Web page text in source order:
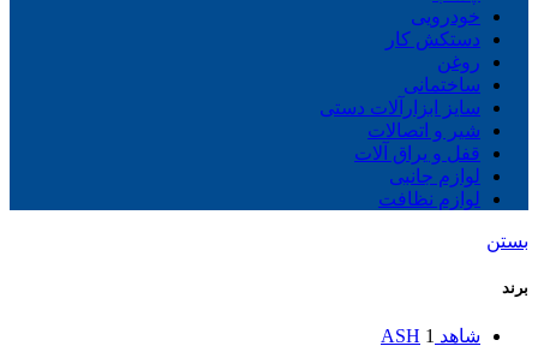
خودرویی
دستکش کار
روغن
ساختمانی
سایز ابزارآلات دستی
شیر و اتصالات
قفل و یراق آلات
لوازم جانبی
لوازم نظافت
بستن
برند
شاهد ASH 1